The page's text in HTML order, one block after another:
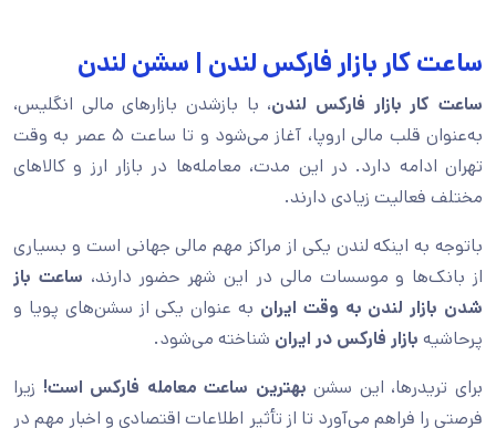
ساعت کار بازار فارکس لندن | سشن لندن
ساعت کار بازار فارکس لندن، با بازشدن بازارهای مالی انگلیس،
به‌عنوان قلب مالی اروپا، آغاز می‌شود و تا ساعت ۵ عصر به وقت
تهران ادامه دارد. در این مدت، معامله‌‌ها در بازار ارز و کالاهای
مختلف فعالیت زیادی دارند.
باتوجه به اینکه لندن یکی از مراکز مهم مالی جهانی است و بسیاری
از بانک‌ها و موسسات مالی در این شهر حضور دارند، ساعت باز
شدن بازار لندن به وقت ایران به‌ عنوان یکی از سشن‌های پویا و
پرحاشیه بازار فارکس در ایران شناخته می‌شود.
برای تریدرها، این سشن بهترین ساعت معامله فارکس است! زیرا
فرصتی را فراهم می‌آورد تا از تأثیر اطلاعات اقتصادی و اخبار مهم در